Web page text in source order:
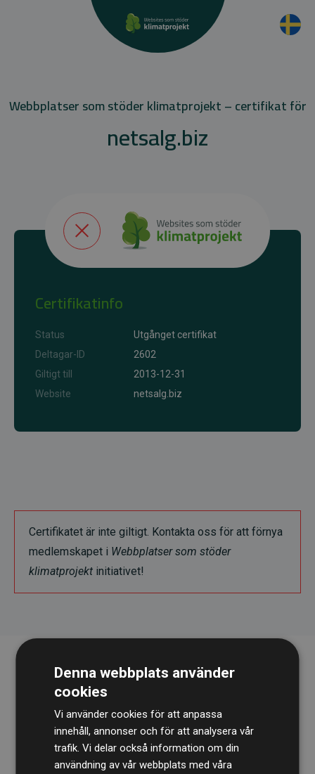
Webbplatser som stöder klimatprojekt – certifikat för
netsalg.biz
Certifikatinfo
Status
Utgånget certifikat
Deltagar-ID
2602
Giltigt till
2013-12-31
Website
netsalg.biz
Certifikatet är inte giltigt. Kontakta oss för att förnya
medlemskapet i Webbplatser som stöder
klimatprojekt initiativet!
RevisionsbyrånBDOgranskar kontinuerligt våra
Denna webbplats använder
cookies
Vi använder cookies för att anpassa
innehåll, annonser och för att analysera vår
trafik. Vi delar också information om din
användning av vår webbplats med våra